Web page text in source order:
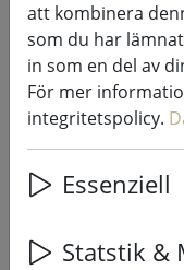
Zone
cirklar latte
33% DISCOUNT
att kombinera
som du har
in som en del av
För mer
integritetspolicy.
Essenziell
Statstik &